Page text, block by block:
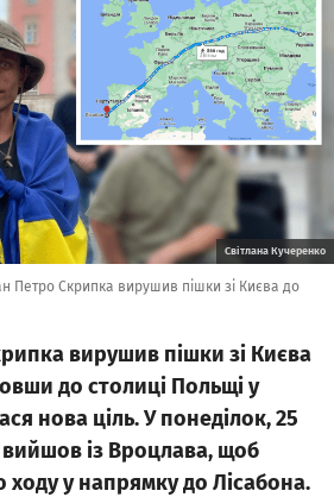
Світлана Кучеренко
Петро Скрипка вирушив пішки зі Києва до
вирушив пішки зі Києва
до столиці Польщі у
нова ціль. У понеділок, 25
із Вроцлава, щоб
у напрямку до Лісабона.